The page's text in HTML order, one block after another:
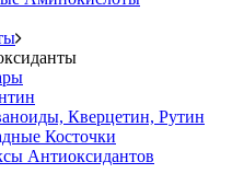
Кверцетин, Рутин
Косточки
Антиоксидантов